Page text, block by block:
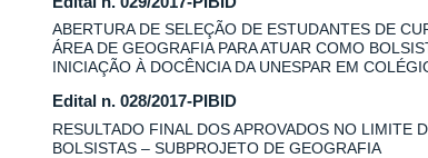
ABERTURA DE SELEÇÃO DE ESTUDANTES DE
ÁREA DE GEOGRAFIA PARA ATUAR COMO
INICIAÇÃO À DOCÊNCIA DA UNESPAR EM
Edital n. 028/2017-PIBID
RESULTADO FINAL DOS APROVADOS NO LIMITE
BOLSISTAS – SUBPROJETO DE GEOGRAFIA